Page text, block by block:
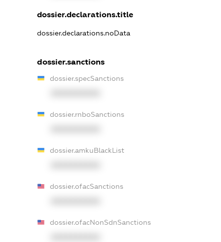
dossier.declarations.title
dossier.declarations.noData
dossier.sanctions
dossier.specSanctions
dossier.rnboSanctions
dossier.amkuBlackList
dossier.ofacSanctions
dossier.ofacNonSdnSanctions